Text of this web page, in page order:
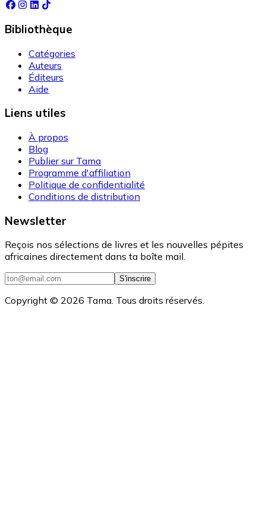
Bibliothèque
Catégories
Auteurs
Éditeurs
Aide
Liens utiles
À propos
Blog
Publier sur Tama
Programme d'affiliation
Politique de confidentialité
Conditions de distribution
Newsletter
Reçois nos sélections de livres et les nouvelles pépites
africaines directement dans ta boîte mail.
S'inscrire
Copyright © 2026 Tama. Tous droits réservés.